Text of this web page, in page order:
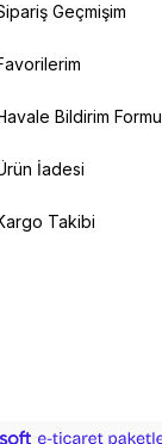
Geçmişim
Bildirim Formu
İadesi
Takibi
ideasoft